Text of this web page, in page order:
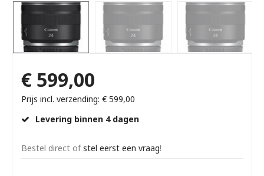
€ 599,00
Prijs incl. verzending: € 599,00
Levering binnen 4 dagen
Bestel direct ofstel eerst een vraag!